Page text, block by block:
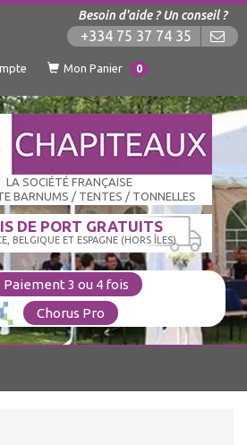
Besoin d'aide ? Un conseil ?
+334 75 37 74 35
Mon Panier 0
LA SOCIÉTÉ FRANÇAISE
BARNUMS / TENTES / TONNELLES
DE PORT GRATUITS
BELGIQUE ET ESPAGNE (HORS ÎLES)
Paiement 3 ou 4 fois
Chorus Pro